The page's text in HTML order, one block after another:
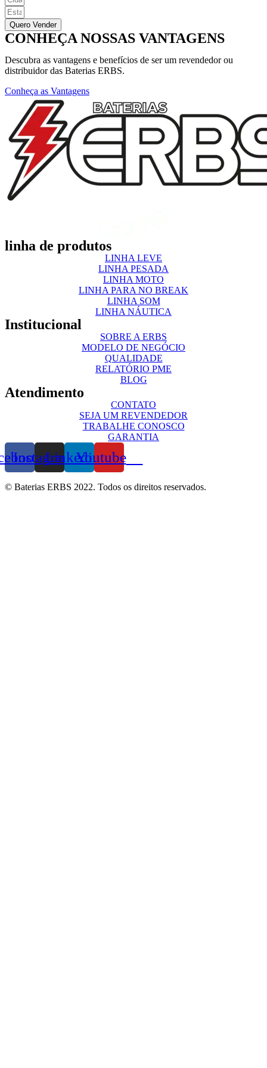
Quero Vender
CONHEÇA NOSSAS VANTAGENS
Descubra as vantagens e benefícios de ser um revendedor ou
distribuidor das Baterias ERBS.
Conheça as Vantagens
linha de produtos
LINHA LEVE
LINHA PESADA
LINHA MOTO
LINHA PARA NO BREAK
LINHA SOM
LINHA NÁUTICA
Institucional
SOBRE A ERBS
MODELO DE NEGÓCIO
QUALIDADE
RELATÓRIO PME
BLOG
Atendimento
CONTATO
SEJA UM REVENDEDOR
TRABALHE CONOSCO
GARANTIA
InstagramLinkedinYoutube
© Baterias ERBS 2022. Todos os direitos reservados.